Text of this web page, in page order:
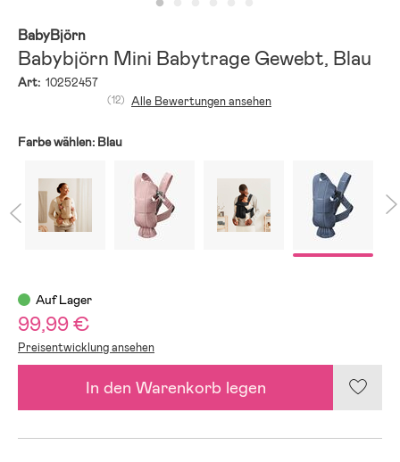
BabyBjörn
Babybjörn Mini Babytrage Gewebt, Blau
Art: 10252457
(12) Alle Bewertungen ansehen
Farbe wählen: Blau
Auf Lager
99,99 €
Preisentwicklung ansehen
In den Warenkorb legen